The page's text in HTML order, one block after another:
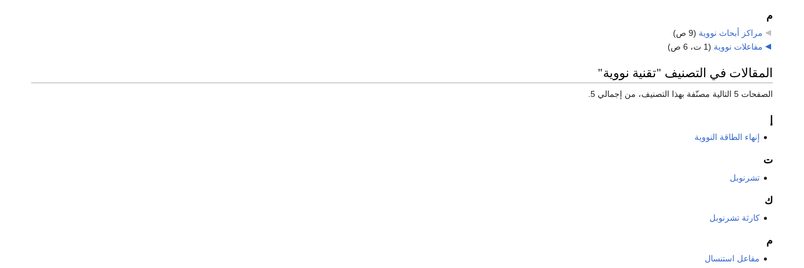
م
مراكز أبحاث نووية (9 ص)
مفاعلات نووية (1 ت، 6 ص)
المقالات في التصنيف "تقنية نووية"
الصفحات 5 التالية مصنّفة بهذا التصنيف، من إجمالي 5.
إنهاء الطاقة النووية
ت
تشرنوبل
ك
كارثة تشرنوبل
م
مفاعل استنسال